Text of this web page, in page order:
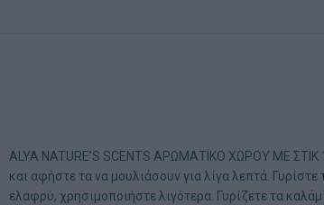
ALYA NATURE’S SCENTS ΑΡΩΜΑΤΙΚΟ ΧΩΡΟΥ ΜΕ ΣΤΙΚ
και αφήστε τα να μουλιάσουν για λίγα λεπτά.
ελαφρύ, χρησιμοποιήστε λιγότερα. Γυρίζετε τα